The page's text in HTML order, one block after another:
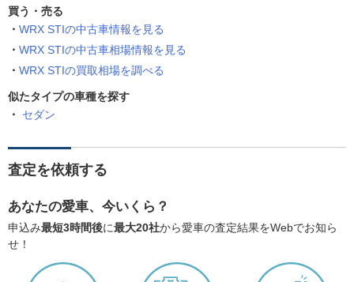
買う・売る
WRX STIの中古車情報を見る
WRX STIの中古車相場情報を見る
WRX STIの買取相場を調べる
似たタイプの車種を探す
セダン
査定を依頼する
あなたの愛車、今いくら？
申込み最短3時間後に最大20社から愛車の査定結果をWebでお知ら
せ！